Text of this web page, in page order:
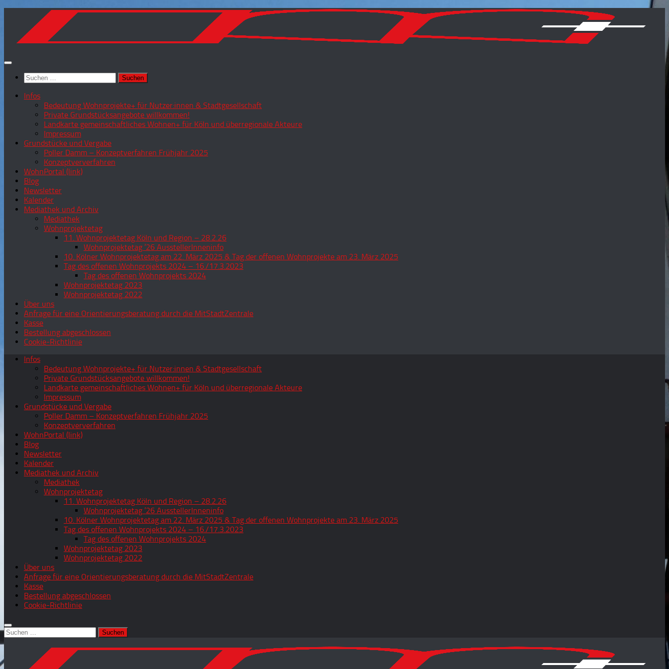
springen
Suchen
nach:
Infos
Bedeutung Wohnprojekte+ für Nutzer:innen & Stadtgesellschaft
Private Grundstücksangebote willkommen!
Landkarte gemeinschaftliches Wohnen+ für Köln und überregionale Akteure
Impressum
Grundstücke und Vergabe
Poller Damm – Konzeptverfahren Frühjahr 2025
Konzeptververfahren
WohnPortal (link)
Blog
Newsletter
Kalender
Mediathek und Archiv
Mediathek
Wohnprojektetag
11. Wohnprojektetag Köln und Region – 28.2.26
Wohnprojektetag ’26 AusstellerInneninfo
10. Kölner Wohnprojektetag am 22. März 2025 & Tag der offenen Wohnprojekte am 23. März 2025
Tag des offenen Wohnprojekts 2024 – 16./17.3.2023
Tag des offenen Wohnprojekts 2024
Wohnprojektetag 2023
Wohnprojektetag 2022
Über uns
Anfrage für eine Orientierungsberatung durch die MitStadtZentrale
Kasse
Bestellung abgeschlossen
Cookie-Richtlinie
Infos
Bedeutung Wohnprojekte+ für Nutzer:innen & Stadtgesellschaft
Private Grundstücksangebote willkommen!
Landkarte gemeinschaftliches Wohnen+ für Köln und überregionale Akteure
Impressum
Grundstücke und Vergabe
Poller Damm – Konzeptverfahren Frühjahr 2025
Konzeptververfahren
WohnPortal (link)
Blog
Newsletter
Kalender
Mediathek und Archiv
Mediathek
Wohnprojektetag
11. Wohnprojektetag Köln und Region – 28.2.26
Wohnprojektetag ’26 AusstellerInneninfo
10. Kölner Wohnprojektetag am 22. März 2025 & Tag der offenen Wohnprojekte am 23. März 2025
Tag des offenen Wohnprojekts 2024 – 16./17.3.2023
Tag des offenen Wohnprojekts 2024
Wohnprojektetag 2023
Wohnprojektetag 2022
Über uns
Anfrage für eine Orientierungsberatung durch die MitStadtZentrale
Kasse
Bestellung abgeschlossen
Cookie-Richtlinie
Suchen
nach: